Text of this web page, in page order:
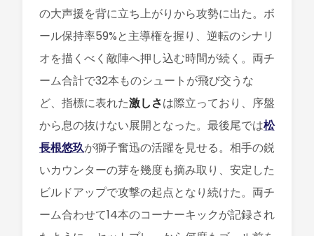
の大声援を背に立ち上がりから攻勢に出た。ボ
ール保持率59%と主導権を握り、逆転のシナリ
オを描くべく敵陣へ押し込む時間が続く。両チ
ーム合計で32本ものシュートが飛び交うな
ど、指標に表れた激しさは際立っており、序盤
から息の抜けない展開となった。最後尾では松
長根悠玖が獅子奮迅の活躍を見せる。相手の鋭
いカウンターの芽を幾度も摘み取り、安定した
ビルドアップで攻撃の起点となり続けた。両チ
ーム合わせて14本のコーナーキックが記録され